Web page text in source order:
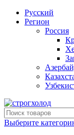
Русский
Регион
Россия
Выберите